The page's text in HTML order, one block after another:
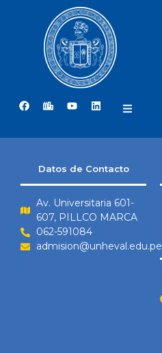
Datos de Contacto
Av. Universitaria 601-
607, PILLCO MARCA
062-591084
admision@unheval.edu.pe